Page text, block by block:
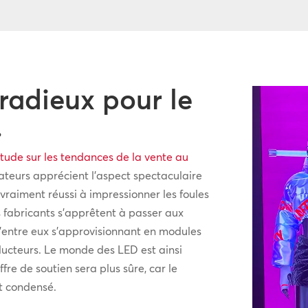
pour le
sur les tendances de la vente au
apprécient l’aspect spectaculaire
réussi à impressionner les foules
fabricants s’apprêtent à passer aux
eux s’approvisionnant en modules
Le monde des LED est ainsi
de soutien sera plus sûre, car le
condensé.